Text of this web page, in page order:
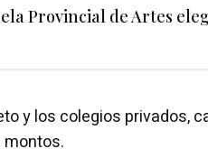
Provincial de Artes
y los colegios privados,